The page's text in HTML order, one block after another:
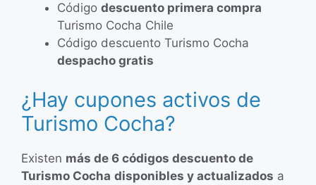
Código descuento primera compra
Turismo Cocha Chile
Código descuento Turismo Cocha
despacho gratis
¿Hay cupones activos de
Turismo Cocha?
Existen más de 6 códigos descuento de
Turismo Cocha disponibles y actualizados a